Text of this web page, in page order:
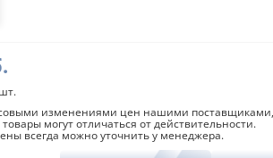
изменениями цен нашими
могут отличаться от действительности.
всегда можно уточнить у менеджера.